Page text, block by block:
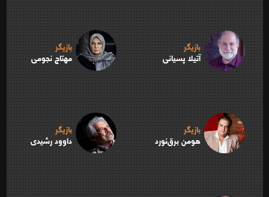
بازیگر
آتیلا پسیانی
بازیگر
مهتاج نجومی
بازیگر
هومن برق‌نورد
بازیگر
داوود رشیدی